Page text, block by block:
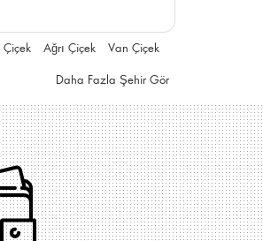
Çiçek Ağrı Çiçek Van Çiçek
Daha Fazla Şehir Gör